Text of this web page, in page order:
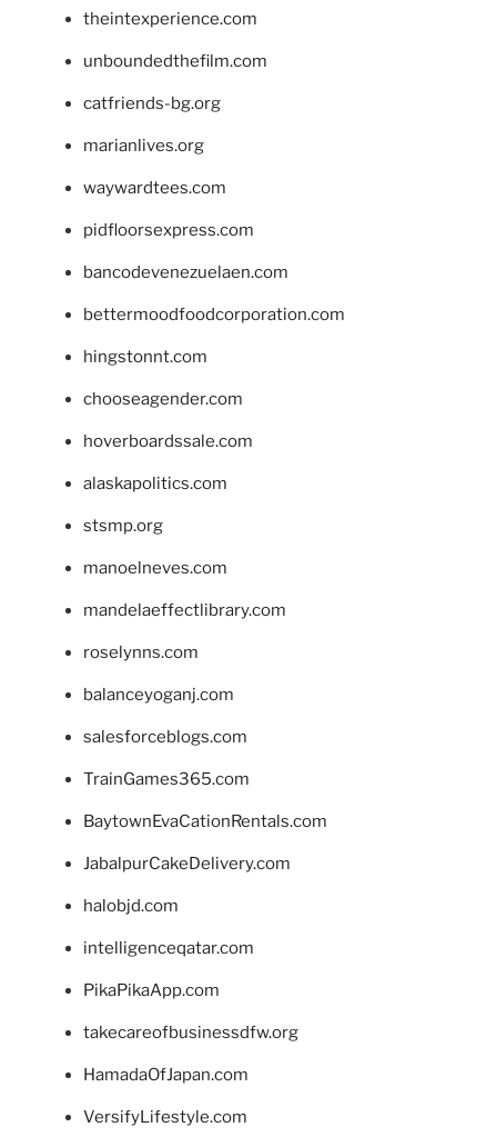
theintexperience.com
unboundedthefilm.com
catfriends-bg.org
marianlives.org
waywardtees.com
pidfloorsexpress.com
bancodevenezuelaen.com
bettermoodfoodcorporation.com
hingstonnt.com
chooseagender.com
hoverboardssale.com
alaskapolitics.com
stsmp.org
manoelneves.com
mandelaeffectlibrary.com
roselynns.com
balanceyoganj.com
salesforceblogs.com
TrainGames365.com
BaytownEvaCationRentals.com
JabalpurCakeDelivery.com
halobjd.com
intelligenceqatar.com
PikaPikaApp.com
takecareofbusinessdfw.org
HamadaOfJapan.com
VersifyLifestyle.com